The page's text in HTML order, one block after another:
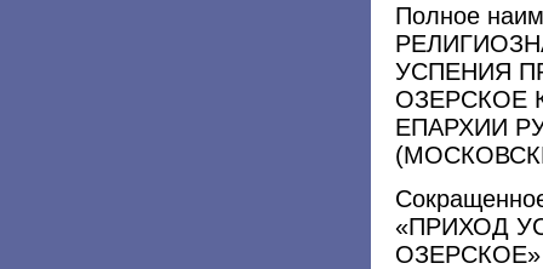
Полное
УСПЕНИЯ
ОЗЕРСКОЕ
ЕПАРХИИ
«ПРИХОД
ОЗЕРСКОЕ»